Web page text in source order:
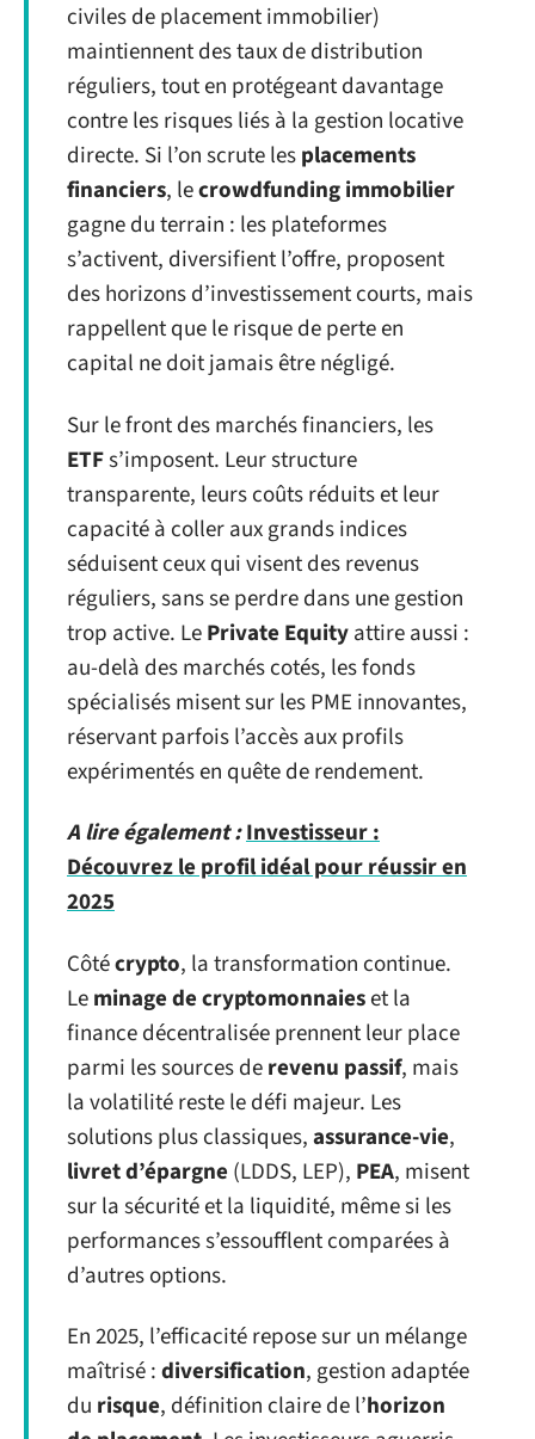
civiles de placement immobilier)
maintiennent des taux de distribution
réguliers, tout en protégeant davantage
contre les risques liés à la gestion locative
directe. Si l’on scrute lesplacements
financiers, lecrowdfunding immobilier
gagne du terrain : les plateformes
s’activent, diversifient l’offre, proposent
des horizons d’investissement courts, mais
rappellent que le risque de perte en
capital ne doit jamais être négligé.
Sur le front des marchés financiers, les
ETFs’imposent. Leur structure
transparente, leurs coûts réduits et leur
capacité à coller aux grands indices
séduisent ceux qui visent des revenus
réguliers, sans se perdre dans une gestion
trop active. LePrivate Equityattire aussi :
au-delà des marchés cotés, les fonds
spécialisés misent sur les PME innovantes,
réservant parfois l’accès aux profils
expérimentés en quête de rendement.
A lire également :Investisseur :
Découvrez le profil idéal pour réussir en
2025
Côtécrypto, la transformation continue.
Leminage de cryptomonnaieset la
finance décentralisée prennent leur place
parmi les sources derevenu passif, mais
la volatilité reste le défi majeur. Les
solutions plus classiques,assurance-vie,
livret d’épargne (LDDS, LEP), PEA, misent
sur la sécurité et la liquidité, même si les
performances s’essoufflent comparées à
d’autres options.
En 2025, l’efficacité repose sur un mélange
maîtrisé :diversification, gestion adaptée
du risque, définition claire de l’horizon